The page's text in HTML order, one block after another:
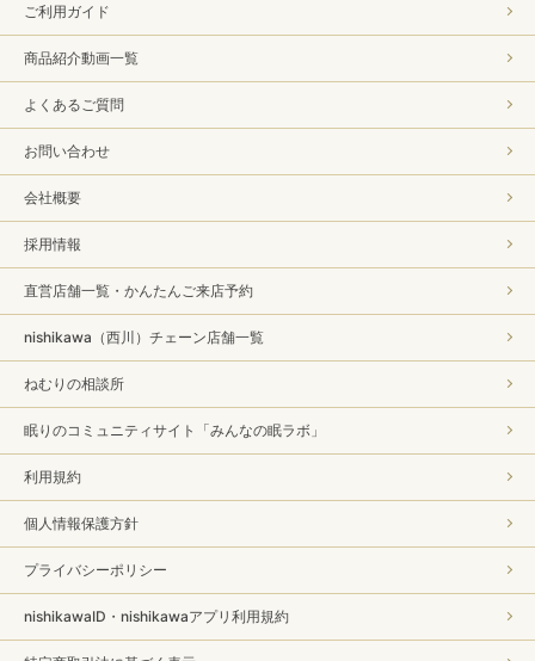
ご利用ガイド
商品紹介動画一覧
よくあるご質問
お問い合わせ
会社概要
採用情報
直営店舗一覧・かんたんご来店予約
nishikawa（西川）チェーン店舗一覧
ねむりの相談所
眠りのコミュニティサイト「みんなの眠ラボ」
利用規約
個人情報保護方針
プライバシーポリシー
nishikawaID・nishikawaアプリ利用規約